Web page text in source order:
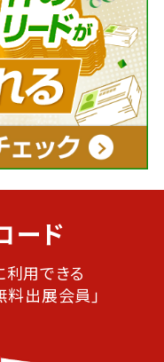
ード
用できる
料出展会員」